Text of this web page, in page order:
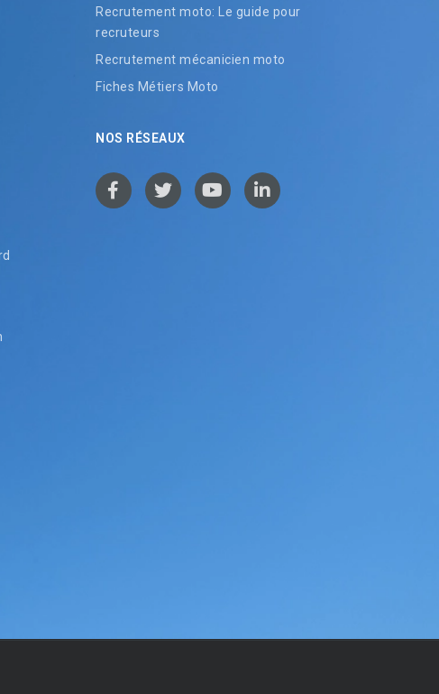
Recrutement moto: Le guide pour
recruteurs
Recrutement mécanicien moto
Fiches Métiers Moto
NOS RÉSEAUX